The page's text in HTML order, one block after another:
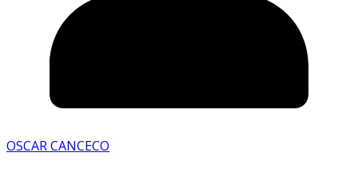
OSCAR CANCECO